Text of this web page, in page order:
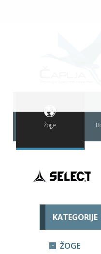
Žoge
KATEGORIJE
ŽOGE